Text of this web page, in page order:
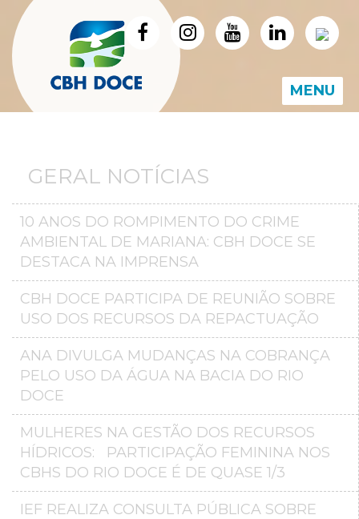
MENU
GERAL NOTÍCIAS
10 ANOS DO ROMPIMENTO DO CRIME
AMBIENTAL DE MARIANA: CBH DOCE SE
DESTACA NA IMPRENSA
CBH DOCE PARTICIPA DE REUNIÃO SOBRE
USO DOS RECURSOS DA REPACTUAÇÃO
ANA DIVULGA MUDANÇAS NA COBRANÇA
PELO USO DA ÁGUA NA BACIA DO RIO
DOCE
MULHERES NA GESTÃO DOS RECURSOS
HÍDRICOS: PARTICIPAÇÃO FEMININA NOS
CBHS DO RIO DOCE É DE QUASE 1/3
IEF REALIZA CONSULTA PÚBLICA SOBRE